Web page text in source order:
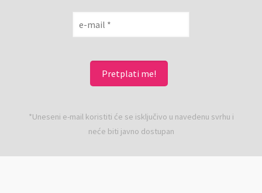
*Uneseni e-mail koristiti će se isključivo u navedenu svrhu i
neće biti javno dostupan